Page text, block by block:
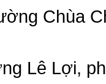
Chùa
Lê Lợi,